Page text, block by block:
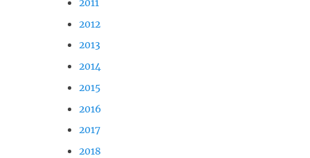
2011
2012
2013
2014
2015
2016
2017
2018